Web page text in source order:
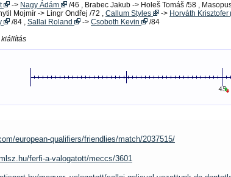
-> Nagy Ádám /46 , Brabec Jakub -> Holeš Tomáš /58 ,
Mojmír -> Lingr Ondřej /72 , Callum Styles -> Horváth Krisztofer
/84 , Sallai Roland -> Csoboth Kevin
/84
european-qualifiers/friendlies/match/2037515/
ferfi-a-valogatott/meccs/3601